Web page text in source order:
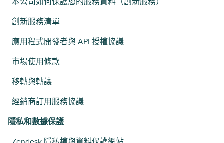
本公司如何保護您的服務資料（創新服務）
創新服務清單
應用程式開發者與 API 授權協議
市場使用條款
移轉與轉讓
經銷商訂用服務協議
隱私和數據保護